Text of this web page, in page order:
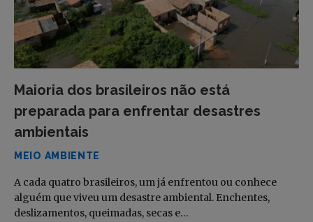
Maioria dos brasileiros não está
preparada para enfrentar desastres
ambientais
MEIO AMBIENTE
A cada quatro brasileiros, um já enfrentou ou conhece
alguém que viveu um desastre ambiental. Enchentes,
deslizamentos, queimadas, secas e…